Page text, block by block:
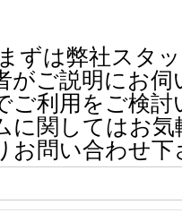
まずは弊社スタ
がご説明にお
ご利用をご検
に関してはお気
お問い合わせ